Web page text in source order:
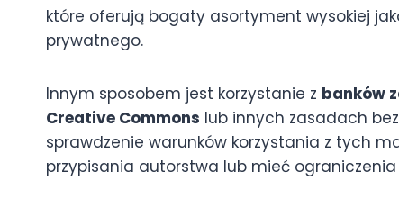
które oferują bogaty asortyment wysokiej
prywatnego.
Innym sposobem jest korzystanie z banków
Creative Commons lub innych zasadach
sprawdzenie warunków korzystania z tych
przypisania autorstwa lub mieć